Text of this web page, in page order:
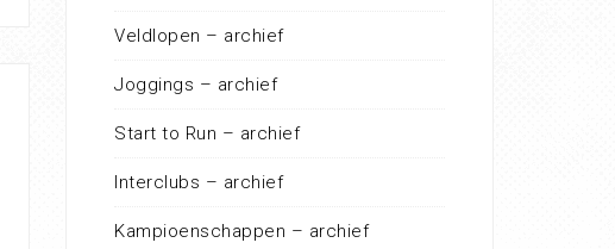
Veldlopen – archief
Joggings – archief
Start to Run – archief
Interclubs – archief
Kampioenschappen – archief